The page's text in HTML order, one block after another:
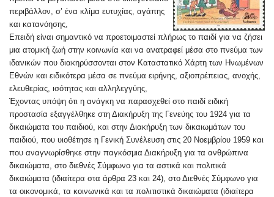
περιβάλλον, σ’ ένα κλίμα ευτυχίας, αγάπης
και κατανόησης,
Επειδή είναι σημαντικό να προετοιμαστεί πλήρως το παιδί για να ζήσει
μια ατομική ζωή στην κοινωνία και να ανατραφεί μέσα στο πνεύμα των
ιδανικών που διακηρύσσονται στον Καταστατικό Χάρτη των Ηνωμένων
Εθνών και ειδικότερα μέσα σε πνεύμα ειρήνης, αξιοπρέπειας, ανοχής,
ελευθερίας, ισότητας και αλληλεγγύης,
Έχοντας υπόψη ότι η ανάγκη να παρασχεθεί στο παιδί ειδική
προστασία εξαγγέλθηκε στη Διακήρυξη της Γενεύης του 1924 για τα
δικαιώματα του παιδιού, και στην Διακήρυξη των δικαιωμάτων του
παιδιού, που υιοθέτησε η Γενική Συνέλευση στις 20 Νοεμβρίου 1959 και
που αναγνωρίσθηκε στην παγκόσμια Διακήρυξη για τα ανθρώπινα
δικαιώματα, στο διεθνές Σύμφωνο για τα αστικά και πολιτικά
δικαιώματα (ιδιαίτερα στα άρθρα 23 και 24), στο Διεθνές Σύμφωνο για
τα οικονομικά, τα κοινωνικά και τα πολιτιστικά δικαιώματα (ιδιαίτερα